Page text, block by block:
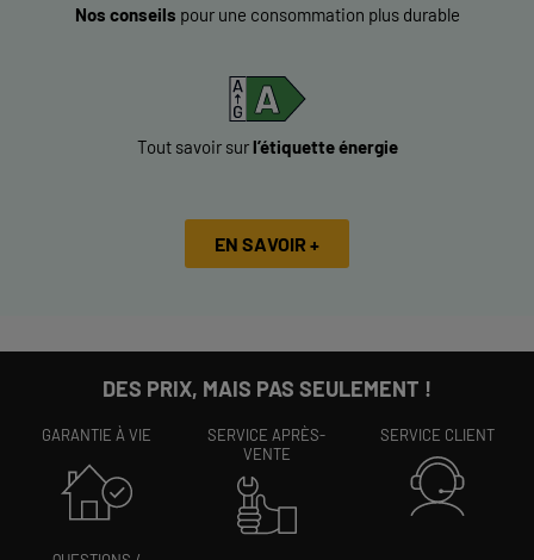
Nos conseils pour une consommation plus durable
Tout savoir surl’étiquette énergie
EN SAVOIR +
DES PRIX, MAIS PAS SEULEMENT !
GARANTIE À VIE
SERVICE APRÈS-
VENTE
SERVICE CLIENT